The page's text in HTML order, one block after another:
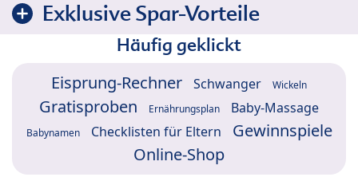
Exklusive Spar-Vorteile
Häufig geklickt
Eisprung-Rechner Schwanger Wickeln
Gratisproben Ernährungsplan Baby-Massage
Babynamen Checklisten für Eltern
Gewinnspiele
Online-Shop